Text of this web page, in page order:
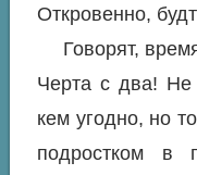
Откровенно,
Говорят,
Черта с два! Не
кем угодно, но
подростком в